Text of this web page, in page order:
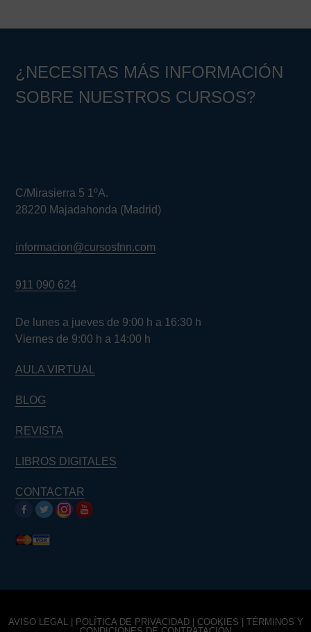
¿NECESITAS MÁS INFORMACIÓN
SOBRE NUESTROS CURSOS?
C/Mirasierra 5 1ºA.
28220 Majadahonda (Madrid)
informacion@cursosfnn.com
911 090 624
De lunes a jueves de 9:00 h a 16:30 h
Viernes de 9:00 h a 14:00 h
AULA VIRTUAL
BLOG
REVISTA
LIBROS DIGITALES
CONTACTAR
AVISO LEGAL| POLÍTICA DE PRIVACIDAD| COOKIES
TÉRMINOS Y